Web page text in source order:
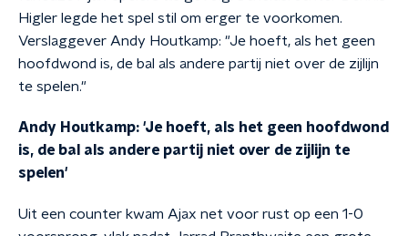
Higler legde het spel stil om erger te voorkomen.
Verslaggever Andy Houtkamp: "Je hoeft, als het geen
hoofdwond is, de bal als andere partij niet over de zijlijn
te spelen."
Andy Houtkamp: 'Je hoeft, als het geen hoofdwond
is, de bal als andere partij niet over de zijlijn te
spelen'
Uit een counter kwam Ajax net voor rust op een 1-0